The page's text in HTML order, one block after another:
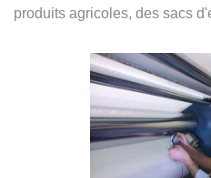
produits agricoles, des sacs